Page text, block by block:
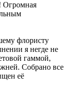
Огромная
флористу
я негде не
гаммой,
Собрано все
её